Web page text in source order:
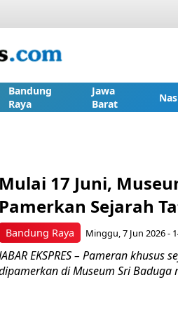
Bandung
Raya
Jawa
Barat
Bandung Raya
Mulai 17 Juni,
Pamerkan Sejarah
Minggu, 7 Jun 2026 -
EKSPRES – Pameran
di Museum Sri Baduga